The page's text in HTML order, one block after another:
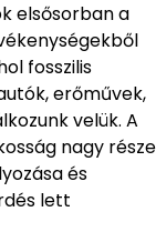
elsősorban a
fosszilis
erőművek,
velük. A
nagy része
és
lett